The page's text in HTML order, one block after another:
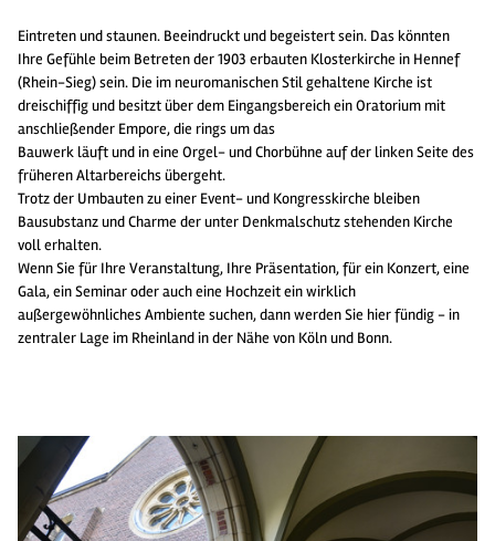
Eintreten und staunen. Beeindruckt und begeistert sein. Das könnten
Ihre Gefühle beim Betreten der 1903 erbauten Klosterkirche in Hennef
(Rhein-Sieg) sein. Die im neuromanischen Stil gehaltene Kirche ist
dreischiffig und besitzt über dem Eingangsbereich ein Oratorium mit
anschließender Empore, die rings um das
Bauwerk läuft und in eine Orgel- und Chorbühne auf der linken Seite des
früheren Altarbereichs übergeht.
Trotz der Umbauten zu einer Event- und Kongresskirche bleiben
Bausubstanz und Charme der unter Denkmalschutz stehenden Kirche
voll erhalten.
Wenn Sie für Ihre Veranstaltung, Ihre Präsentation, für ein Konzert, eine
Gala, ein Seminar oder auch eine Hochzeit ein wirklich
außergewöhnliches Ambiente suchen, dann werden Sie hier fündig - in
zentraler Lage im Rheinland in der Nähe von Köln und Bonn.